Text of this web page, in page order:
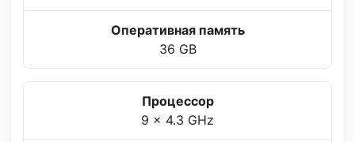
Оперативная память
36 GB
Процессор
9 x 4.3 GHz